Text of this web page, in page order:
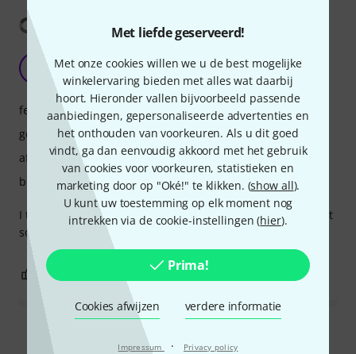
Met liefde geserveerd!
Met onze cookies willen we u de best mogelijke
winkelervaring bieden met alles wat daarbij
hoort. Hieronder vallen bijvoorbeeld passende
aanbiedingen, gepersonaliseerde advertenties en
het onthouden van voorkeuren. Als u dit goed
vindt, ga dan eenvoudig akkoord met het gebruik
van cookies voor voorkeuren, statistieken en
marketing door op "Oké!" te klikken. (show all).
U kunt uw toestemming op elk moment nog
intrekken via de cookie-instellingen (hier).
Prima!
Cookies afwijzen verdere informatie
Impressum · Privacy policy
Very very nice!
Doooosu 13.05.2022
I think this is one of the best fuzz I've ever had... If you want
something real but controllable... This is it!
features
geluid
afwerking
bediening
EVALUATIE MELDEN
Alle waarderingen lezen